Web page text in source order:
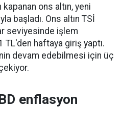
ons altın, yeni
başladı. Ons altın TSİ
seviyesinde işlem
TL'den haftaya giriş yaptı.
devam edebilmesi için üç
enflasyon